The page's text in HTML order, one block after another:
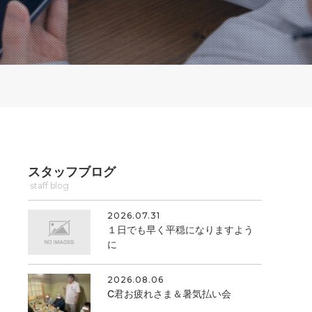
スタッフブログ
staff blog
2026.07.31
１日でも早く平穏になりますよう
に
2026.08.06
C君お疲れさま＆暑気払い会